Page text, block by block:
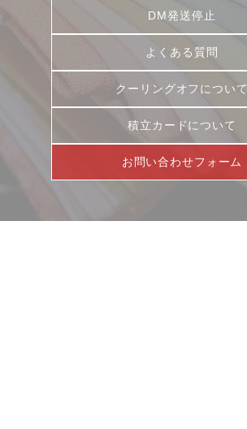
DM発送停止
よくある質問
クーリングオフについて
積立カードについて
お問い合わせフォーム